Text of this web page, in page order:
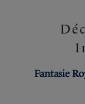
Fantasie